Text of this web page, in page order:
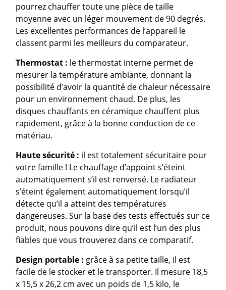
pourrez chauffer toute une pièce de taille
moyenne avec un léger mouvement de 90 degrés.
Les excellentes performances de l’appareil le
classent parmi les meilleurs du comparateur.
Thermostat : le thermostat interne permet de
mesurer la température ambiante, donnant la
possibilité d’avoir la quantité de chaleur nécessaire
pour un environnement chaud. De plus, les
disques chauffants en céramique chauffent plus
rapidement, grâce à la bonne conduction de ce
matériau.
Haute sécurité : il est totalement sécuritaire pour
votre famille ! Le chauffage d’appoint s’éteint
automatiquement s’il est renversé. Le radiateur
s’éteint également automatiquement lorsqu’il
détecte qu’il a atteint des températures
dangereuses. Sur la base des tests effectués sur ce
produit, nous pouvons dire qu’il est l’un des plus
fiables que vous trouverez dans ce comparatif.
Design portable : grâce à sa petite taille, il est
facile de le stocker et le transporter. Il mesure 18,5
x 15,5 x 26,2 cm avec un poids de 1,5 kilo, le